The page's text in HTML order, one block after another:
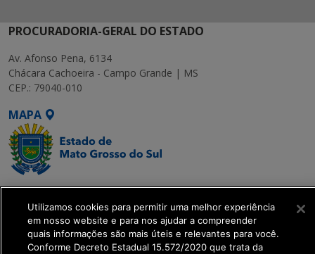
PROCURADORIA-GERAL DO ESTADO
Av. Afonso Pena, 6134
Chácara Cachoeira - Campo Grande | MS
CEP.: 79040-010
MAPA
SETDIG | Secretaria-
Executiva de
Transformação Digital
Utilizamos cookies para permitir uma melhor experiência
em nosso website e para nos ajudar a compreender
quais informações são mais úteis e relevantes para você.
Conforme Decreto Estadual 15.572/2020 que trata da